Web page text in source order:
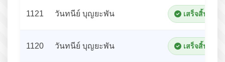
1121 วันทนีย์ บุญยะพัน เสร็จสิ้น
1120 วันทนีย์ บุญยะพัน เสร็จสิ้น